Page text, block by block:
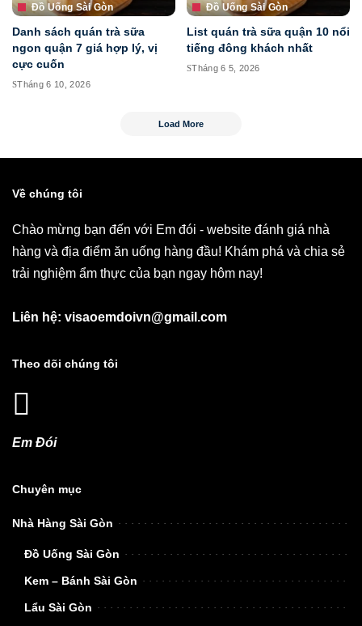
Đồ Uống Sài Gòn
Danh sách quán trà sữa
ngon quận 7 giá hợp lý, vị
cực cuốn
Tháng 6 10, 2026
Đồ Uống Sài Gòn
List quán trà sữa quận 10 nổi
tiếng đông khách nhất
Tháng 6 5, 2026
Load More
Về chúng tôi
Chào mừng bạn đến với Em đói - website đánh giá nhà
hàng và địa điểm ăn uống hàng đầu! Khám phá và chia sẻ
trải nghiệm ẩm thực của bạn ngay hôm nay!
Liên hệ: visaoemdoivn@gmail.com
Theo dõi chúng tôi
Em Đói
Chuyên mục
Nhà Hàng Sài Gòn
Đồ Uống Sài Gòn
Kem – Bánh Sài Gòn
Lẩu Sài Gòn